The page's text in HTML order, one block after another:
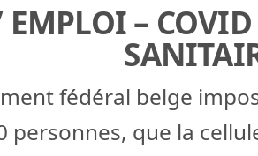
EMPLOI – COVID
fédéral belge
personnes, que la